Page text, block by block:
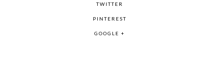
TWITTER
PINTEREST
GOOGLE +